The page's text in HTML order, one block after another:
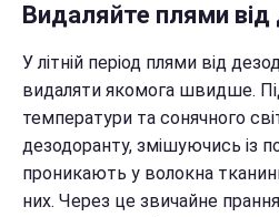
Видаляйте плями
У літній період плями від
видаляти якомога швидше.
температури та сонячного
дезодоранту, змішуючись із
проникають у волокна
них. Через це звичайне